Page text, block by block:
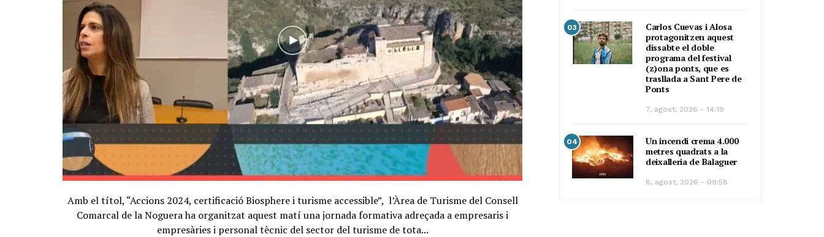
Amb el títol, “Accions 2024, certificació Biosphere i turisme accessible”, l’Àrea de Turisme del Consell
Comarcal de la Noguera ha organitzat aquest matí una jornada formativa adreçada a empresaris i
empresàries i personal tècnic del sector del turisme de tota...
03
Carlos Cuevas i Alosa
protagonitzen aquest
dissabte el doble
programa del festival
(z)ona ponts, que es
trasllada a Sant Pere de
Ponts
7, agost, 2026 - 14:19
04
Un incendi crema 4.000
metres quadrats a la
deixalleria de Balaguer
6, agost, 2026 - 09:58